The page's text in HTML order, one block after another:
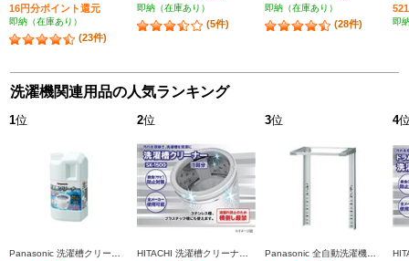
16円分ポイント還元
即納（在庫あり）
(23件)
即納（在庫あり）
(5件)
即納（在庫あり）
(28件) 即
洗濯機関連用品の人気ランキング
1位 2位 3位 4